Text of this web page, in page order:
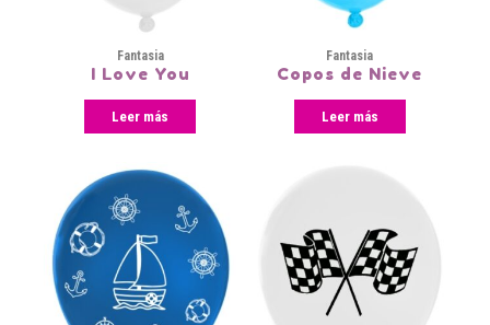
Fantasia
I Love You
Leer más
Fantasia
Copos de Nieve
Leer más